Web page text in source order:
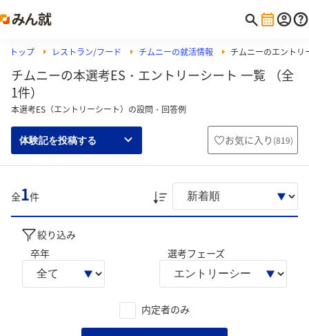
トップ レストラン/フード チムニーの就活情報 チムニーのエントリ
チムニーの本選考ES・エントリーシート 一覧 （全
1件）
本選考ES（エントリーシート）の設問・回答例
体験記を投稿する お気に入り (819)
全1件
絞り込み
卒年
選考フェーズ
内定者のみ